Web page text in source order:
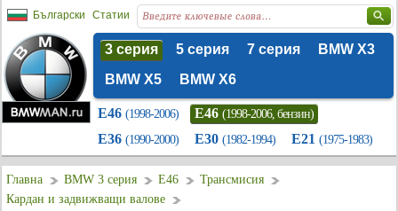
Български Статии
3 серия 5 серия 7 серия
BMW X3
BMW X5
BMW X6
E46 (1998-2006) E46 (1998-2006, бензин)
E36 (1990-2000) E30 (1982-1994) E21 (1975-1983)
Главна BMW 3 серия E46
Трансмисия
Кардан и задвижващи валове